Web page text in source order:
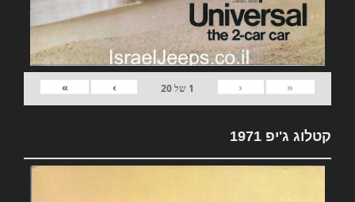
«
‹
1 של20
›
»
קטלוג ג'יפ 1971